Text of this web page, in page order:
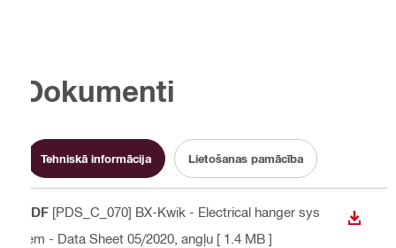
Dokumenti
Tehniskā informācija Lietošanas pamācība
PDF [PDS_C_070] BX-Kwik - Electrical hanger sys
tem - Data Sheet 05/2020 , angļu [ 1.4 MB ]